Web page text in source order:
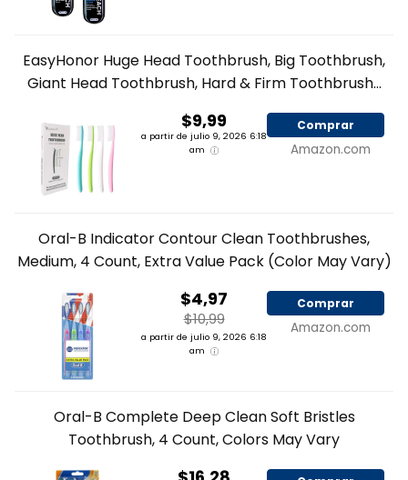
EasyHonor Huge Head Toothbrush, Big Toothbrush,
Giant Head Toothbrush, Hard & Firm Toothbrush...
$9,99
a partir de julio 9, 2026 6:18
am
Comprar
Amazon.com
Oral-B Indicator Contour Clean Toothbrushes,
Medium, 4 Count, Extra Value Pack (Color May Vary)
$4,97
$10,99
a partir de julio 9, 2026 6:18
am
Comprar
Amazon.com
Oral-B Complete Deep Clean Soft Bristles
Toothbrush, 4 Count, Colors May Vary